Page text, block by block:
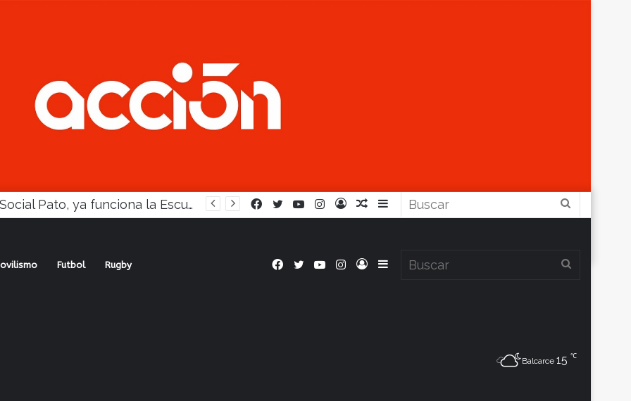
En Social Pato, ya funciona la Escuela femenina de paleta
Barra
Artículo
Iniciar
Instagram
YouTube
Twitter
Facebook
Futbol Rugby Barra
Iniciar
Instagram
YouTube
Twitter
Facebook
Balcarce 15 ℃
ampara a Ferro y podrá jugar las semis
ampara
10